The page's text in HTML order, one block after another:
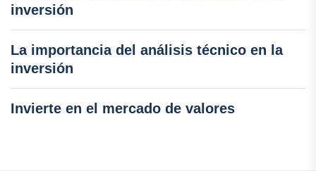
inversión
La importancia del análisis técnico en la
inversión
Invierte en el mercado de valores